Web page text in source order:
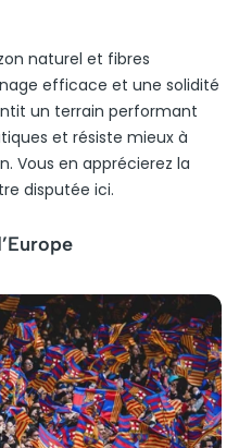
naturel et fibres
efficace et une solidité
un terrain performant
et résiste mieux à
Vous en apprécierez la
disputée ici.